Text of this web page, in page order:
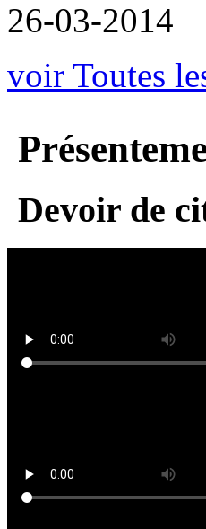
26-03-2014
voir Toutes
Devoir de